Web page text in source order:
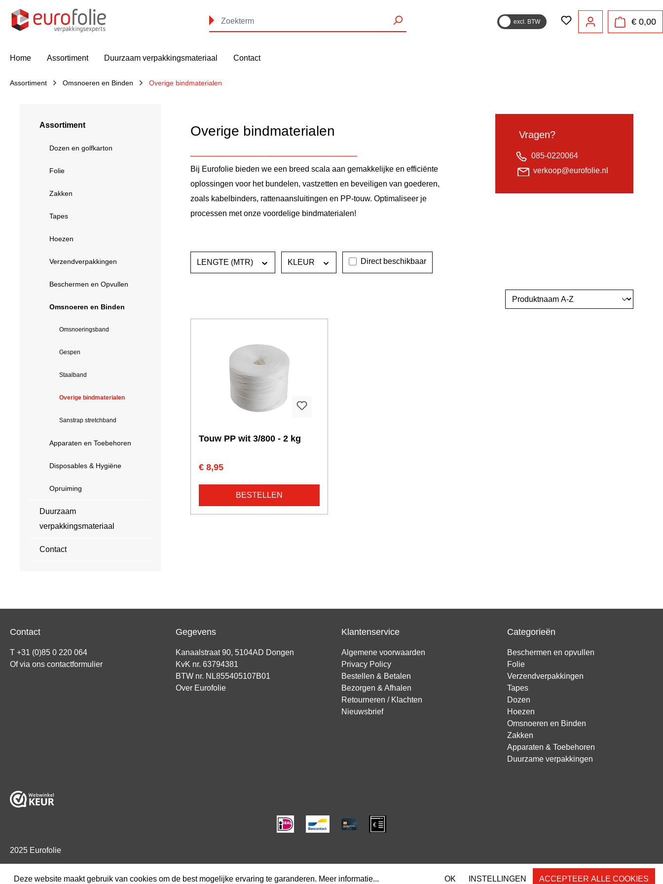
Ga naar de hoofdnavigatie
excl. BTW € 0,00
Home Assortiment Duurzaam verpakkingsmateriaal Contact
Assortiment Omsnoeren en Binden Overige bindmaterialen
Assortiment
Dozen en golfkarton
Folie
Zakken
Tapes
Hoezen
Verzendverpakkingen
Beschermen en Opvullen
Omsnoeren en Binden
Omsnoeringsband
Gespen
Staalband
Overige bindmaterialen
Sanstrap stretchband
Apparaten en Toebehoren
Disposables & Hygiëne
Opruiming
Duurzaam
verpakkingsmateriaal
Contact
Overige bindmaterialen
Bij Eurofolie bieden we een breed scala aan gemakkelijke en efficiënte
oplossingen voor het bundelen, vastzetten en beveiligen van goederen,
zoals kabelbinders, rattenaansluitingen en PP-touw. Optimaliseer je
processen met onze voordelige bindmaterialen!
Vragen?
085-0220064
verkoop@eurofolie.nl
LENGTE (MTR) KLEUR Direct beschikbaar
Touw PP wit 3/800 - 2 kg
€ 8,95
BESTELLEN
Contact
T +31 (0)85 0 220 064
Of via ons contactformulier
Gegevens
Kanaalstraat 90, 5104AD Dongen
KvK nr. 63794381
BTW nr. NL855405107B01
Over Eurofolie
Klantenservice
Algemene voorwaarden
Privacy Policy
Bestellen & Betalen
Bezorgen & Afhalen
Retourneren / Klachten
Nieuwsbrief
Categorieën
Beschermen en opvullen
Folie
Verzendverpakkingen
Tapes
Dozen
Hoezen
Omsnoeren en Binden
Zakken
Apparaten & Toebehoren
Duurzame verpakkingen
2025 Eurofolie
Deze website maakt gebruik van cookies om de best mogelijke ervaring te garanderen. Meer informatie... OK INSTELLINGEN ACCEPTEER ALLE COOKIES